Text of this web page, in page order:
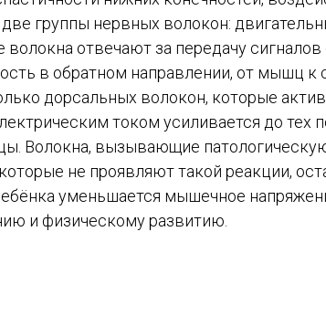
группы нервных волокон:
волокна отвечают за передачу
в обратном направлении, от мышц
дорсальных волокон, которые
током усиливается до тех
Волокна, вызывающие
не проявляют такой реакции,
уменьшается мышечное
и физическому развитию.